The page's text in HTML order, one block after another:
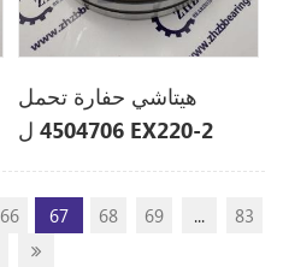
هيتاشي حفارة تحمل
4504706 ل EX220-2
66 67 68 69 ... 83